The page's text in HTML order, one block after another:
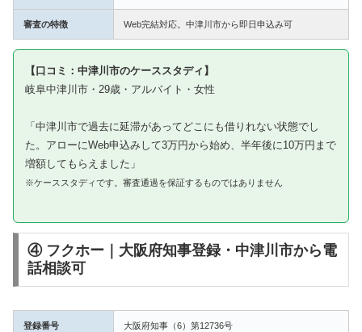
審査の特徴 Web完結対応。中津川市から即日申込み可
【口コミ：中津川市のケーススタディ】
岐阜中津川市・29歳・アルバイト・女性
「中津川市で過去に延滞があってどこにも借りれない状態でし
た。アローにWeb申込みして3万円から始め、半年後に10万円まで
増額してもらえました」
※ケーススタディです。審査通過を保証するものではありません
④ フクホー｜大阪府知事登録・中津川市から電
話相談可
登録番号 大阪府知事（6）第12736号